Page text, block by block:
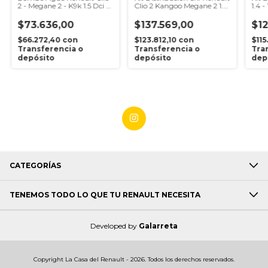
2 - Megane 2 - K9k 1.5 Dci -
$73.636,00
$66.272,40 con
Transferencia o
depósito
Clio 2 Kangoo Megane 2 1.5
$137.569,00
$123.812,10 con
Transferencia o
depósito
1.4 -
CATEGORÍAS
TENEMOS TODO LO QUE TU RENAULT NECESITA
Developed by Galarreta
Copyright La Casa del Renault - 2026. Todos los derechos reservados.